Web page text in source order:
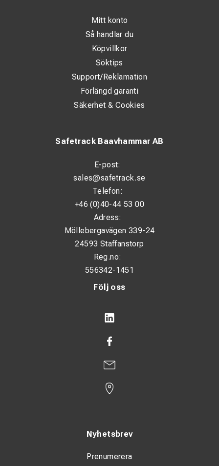
Följ oss
Nyhetsbrev
Prenumerera
Safetrack Baavhammar AB
E-post:
sales@safetrack.se
Telefon:
+46 (0)40-44 53 00
Adress:
Möllebergavägen 339-24
24593 Staffanstorp
Reg.no:
556342-1451
Mitt konto
Så handlar du
Köpvillkor
Söktips
Support/Reklamation
Förlängd garanti
Säkerhet & Cookies